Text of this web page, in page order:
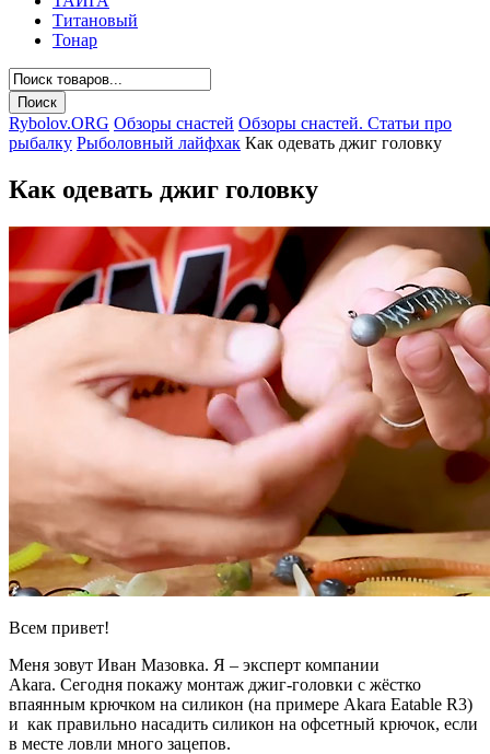
Титановый
Тонар
Rybolov.ORG Обзоры снастей Обзоры снастей. Статьи про
рыбалку Рыболовный лайфхак Как одевать джиг головку
Как одевать джиг головку
Всем привет!
Меня зовут Иван Мазовка. Я – эксперт компании
Akara. Сегодня покажу монтаж джиг-головки с жёстко
впаянным крючком на силикон (на примере Akara Eatable R3)
и как правильно насадить силикон на офсетный крючок, если
в месте ловли много зацепов.